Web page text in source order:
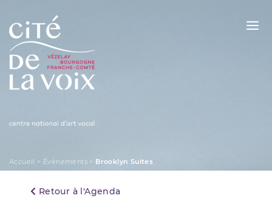
Skip
content
Accueil > Évènements > Brooklyn Suites
Retour à l'Agenda